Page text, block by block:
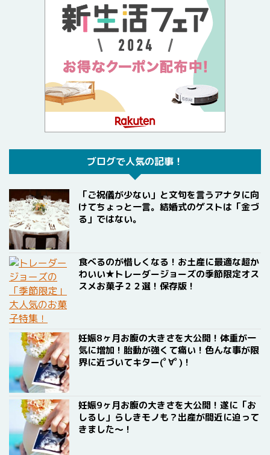
ブログで人気の記事！
「ご祝儀が少ない」と文句を言うアナタに向
けてちょっと一言。結婚式のゲストは「金づ
る」ではない。
食べるのが惜しくなる！お土産に最適な超か
わいい★トレーダージョーズの季節限定オス
スメお菓子２２選！保存版！
妊娠8ヶ月お腹の大きさを大公開！体重が一
気に増加！胎動が強くて痛い！色んな事が限
界に近づいてキター(ﾟ∀ﾟ)！
妊娠9ヶ月お腹の大きさを大公開！遂に「お
しるし」らしきモノも？出産が間近に迫って
きました〜！